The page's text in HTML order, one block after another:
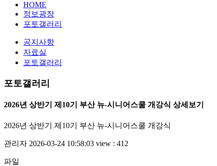
HOME
정보광장
포토갤러리
공지사항
자료실
포토갤러리
포토갤러리
2026년 상반기 제10기 부산 뉴-시니어스쿨 개강식 상세보기
2026년 상반기 제10기 부산 뉴-시니어스쿨 개강식
관리자 2026-03-24 10:58:03 view : 412
파일